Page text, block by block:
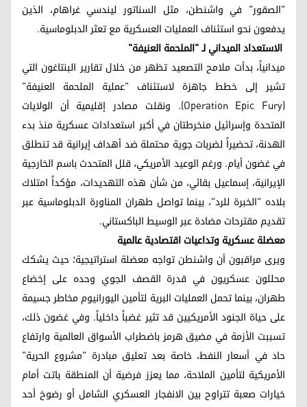
"الصقور" في واشنطن، مثل السناتور ليندسي غراهام، الذين
يدفعون نحو استئناف العمليات العسكرية مع تعثر الدبلوماسية.
الاستعداد الميداني لـ "الملحمة العنيفة"
ميدانياً، بدأت ملامح التصعيد تظهر من خلال تقارير البنتاغون التي
تشير إلى خطط جاهزة لاستئناف "عملية الملحمة العنيفة"
(Operation Epic Fury). ونقلت مصادر إقليمية أن الولايات
المتحدة وإسرائيل منخرطتان في أكبر استعدادات عسكرية منذ بدء
الهدنة، تحضيراً لضربات جوية محتملة ضد أهداف إيرانية قد تنطلق
في غضون أيام. ورغم الوعيد الأمريكي، قلل المتحدث باسم الخارجية
الإيرانية، إسماعيل بقائي، من شأن هذه التهديدات، مؤكداً امتلاك
بلاده "الخبرة للرد"، بينما تواصل طهران المناورة الدبلوماسية عبر
تقديم مقترحات مضادة عبر الوسيط الباكستاني.
معضلة عسكرية وتداعيات اقتصادية عالمية
ويرى مراقبون أن واشنطن تواجه معضلة استراتيجية؛ حيث يشكك
محللون عسكريون في قدرة القصف الجوي وحده على إخضاع
طهران، بينما تحمل العمليات البرية لتأمين اليورانيوم مخاطر جسيمة
على حياة الجنود الأمريكيين قد تثير غضباً داخلياً. وفي غضون ذلك،
تسببت الأزمة في مضيق هرمز باضطراب الأسواق العالمية وارتفاع
حاد في أسعار النفط، خاصة بعد تعليق مبادرة "مشروع الحرية"
الأمريكية لتأمين الملاحة، مما يعزز فرضية أن المنطقة باتت أمام
خيارات صعبة تتراوح بين الانفجار العسكري الشامل أو رضوخ أحد